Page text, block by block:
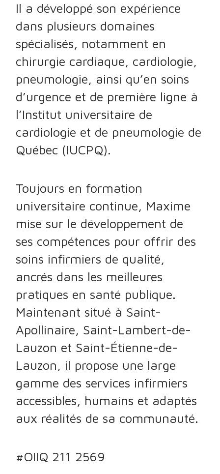
Il a développé son expérience
dans plusieurs domaines
spécialisés, notamment en
chirurgie cardiaque, cardiologie,
pneumologie, ainsi qu’en soins
d’urgence et de première ligne à
l’Institut universitaire de
cardiologie et de pneumologie de
Québec (IUCPQ).
Toujours en formation
universitaire continue, Maxime
mise sur le développement de
ses compétences pour offrir des
soins infirmiers de qualité,
ancrés dans les meilleures
pratiques en santé publique.
Maintenant situé à Saint-
Apollinaire, Saint-Lambert-de-
Lauzon et Saint-Étienne-de-
Lauzon, il propose une large
gamme des services infirmiers
accessibles, humains et adaptés
aux réalités de sa communauté.
#OIIQ 211 2569